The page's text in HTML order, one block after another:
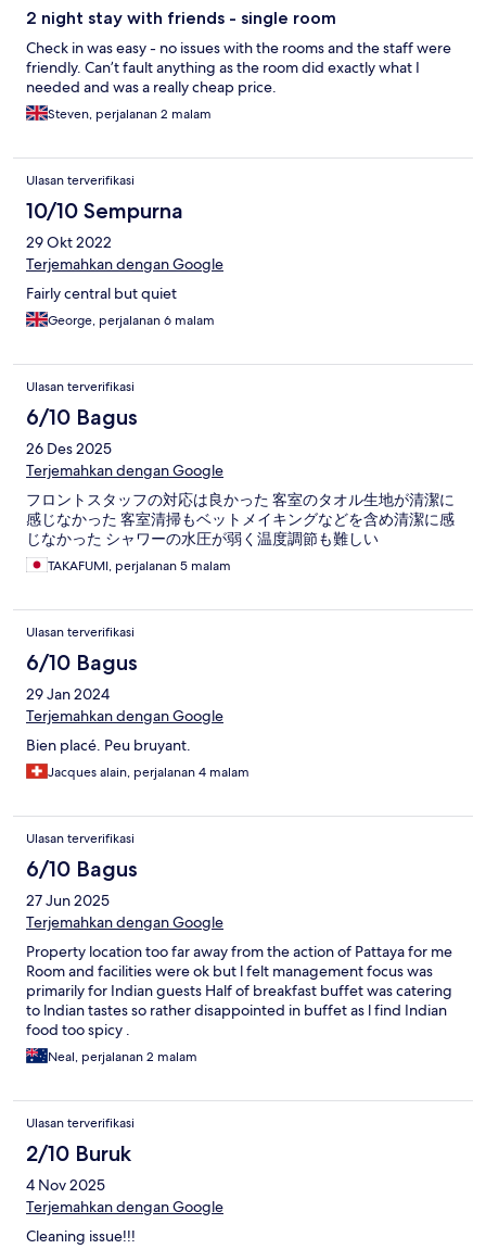
2 night stay with friends - single room
Check in was easy - no issues with the rooms and the staff were
friendly. Can’t fault anything as the room did exactly what I
needed and was a really cheap price.
Steven, perjalanan 2 malam
Ulasan terverifikasi
10/10 Sempurna
29 Okt 2022
Terjemahkan dengan Google
Fairly central but quiet
George, perjalanan 6 malam
Ulasan terverifikasi
6/10 Bagus
26 Des 2025
Terjemahkan dengan Google
フロントスタッフの対応は良かった 客室のタオル生地が清潔に
感じなかった 客室清掃もベットメイキングなどを含め清潔に感
じなかった シャワーの水圧が弱く温度調節も難しい
TAKAFUMI, perjalanan 5 malam
Ulasan terverifikasi
6/10 Bagus
29 Jan 2024
Terjemahkan dengan Google
Bien placé. Peu bruyant.
Jacques alain, perjalanan 4 malam
Ulasan terverifikasi
6/10 Bagus
27 Jun 2025
Terjemahkan dengan Google
Property location too far away from the action of Pattaya for me
Room and facilities were ok but l felt management focus was
primarily for Indian guests Half of breakfast buffet was catering
to lndian tastes so rather disappointed in buffet as l find Indian
food too spicy .
Neal, perjalanan 2 malam
Ulasan terverifikasi
2/10 Buruk
4 Nov 2025
Terjemahkan dengan Google
Cleaning issue!!!